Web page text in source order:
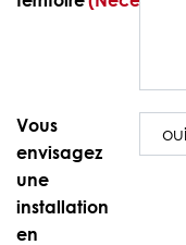
Vous
envisagez
une
installation
en